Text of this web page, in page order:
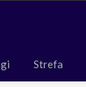
Strefa